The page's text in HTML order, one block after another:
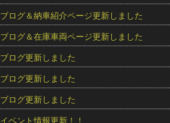
ブログ＆納車紹介ページ更新しました
ブログ＆在庫車両ページ更新しました
ブログ更新しました
ブログ更新しました
ブログ更新しました
イベント情報更新！！